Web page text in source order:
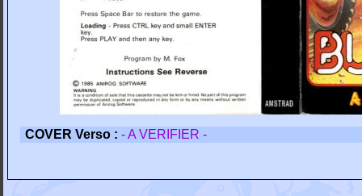
COVER Verso : - A VERIFIER -